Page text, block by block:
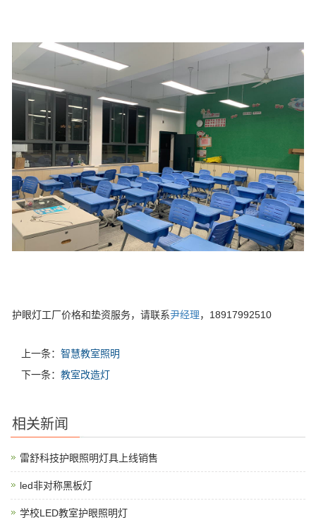
护眼灯工厂价格和垫资服务，请联系尹经理，18917992510
上一条： 智慧教室照明
下一条： 教室改造灯
相关新闻
雷舒科技护眼照明灯具上线销售
led非对称黑板灯
学校LED教室护眼照明灯